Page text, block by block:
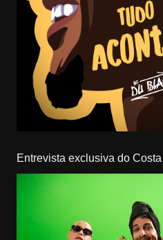
Entrevista exclusiva do